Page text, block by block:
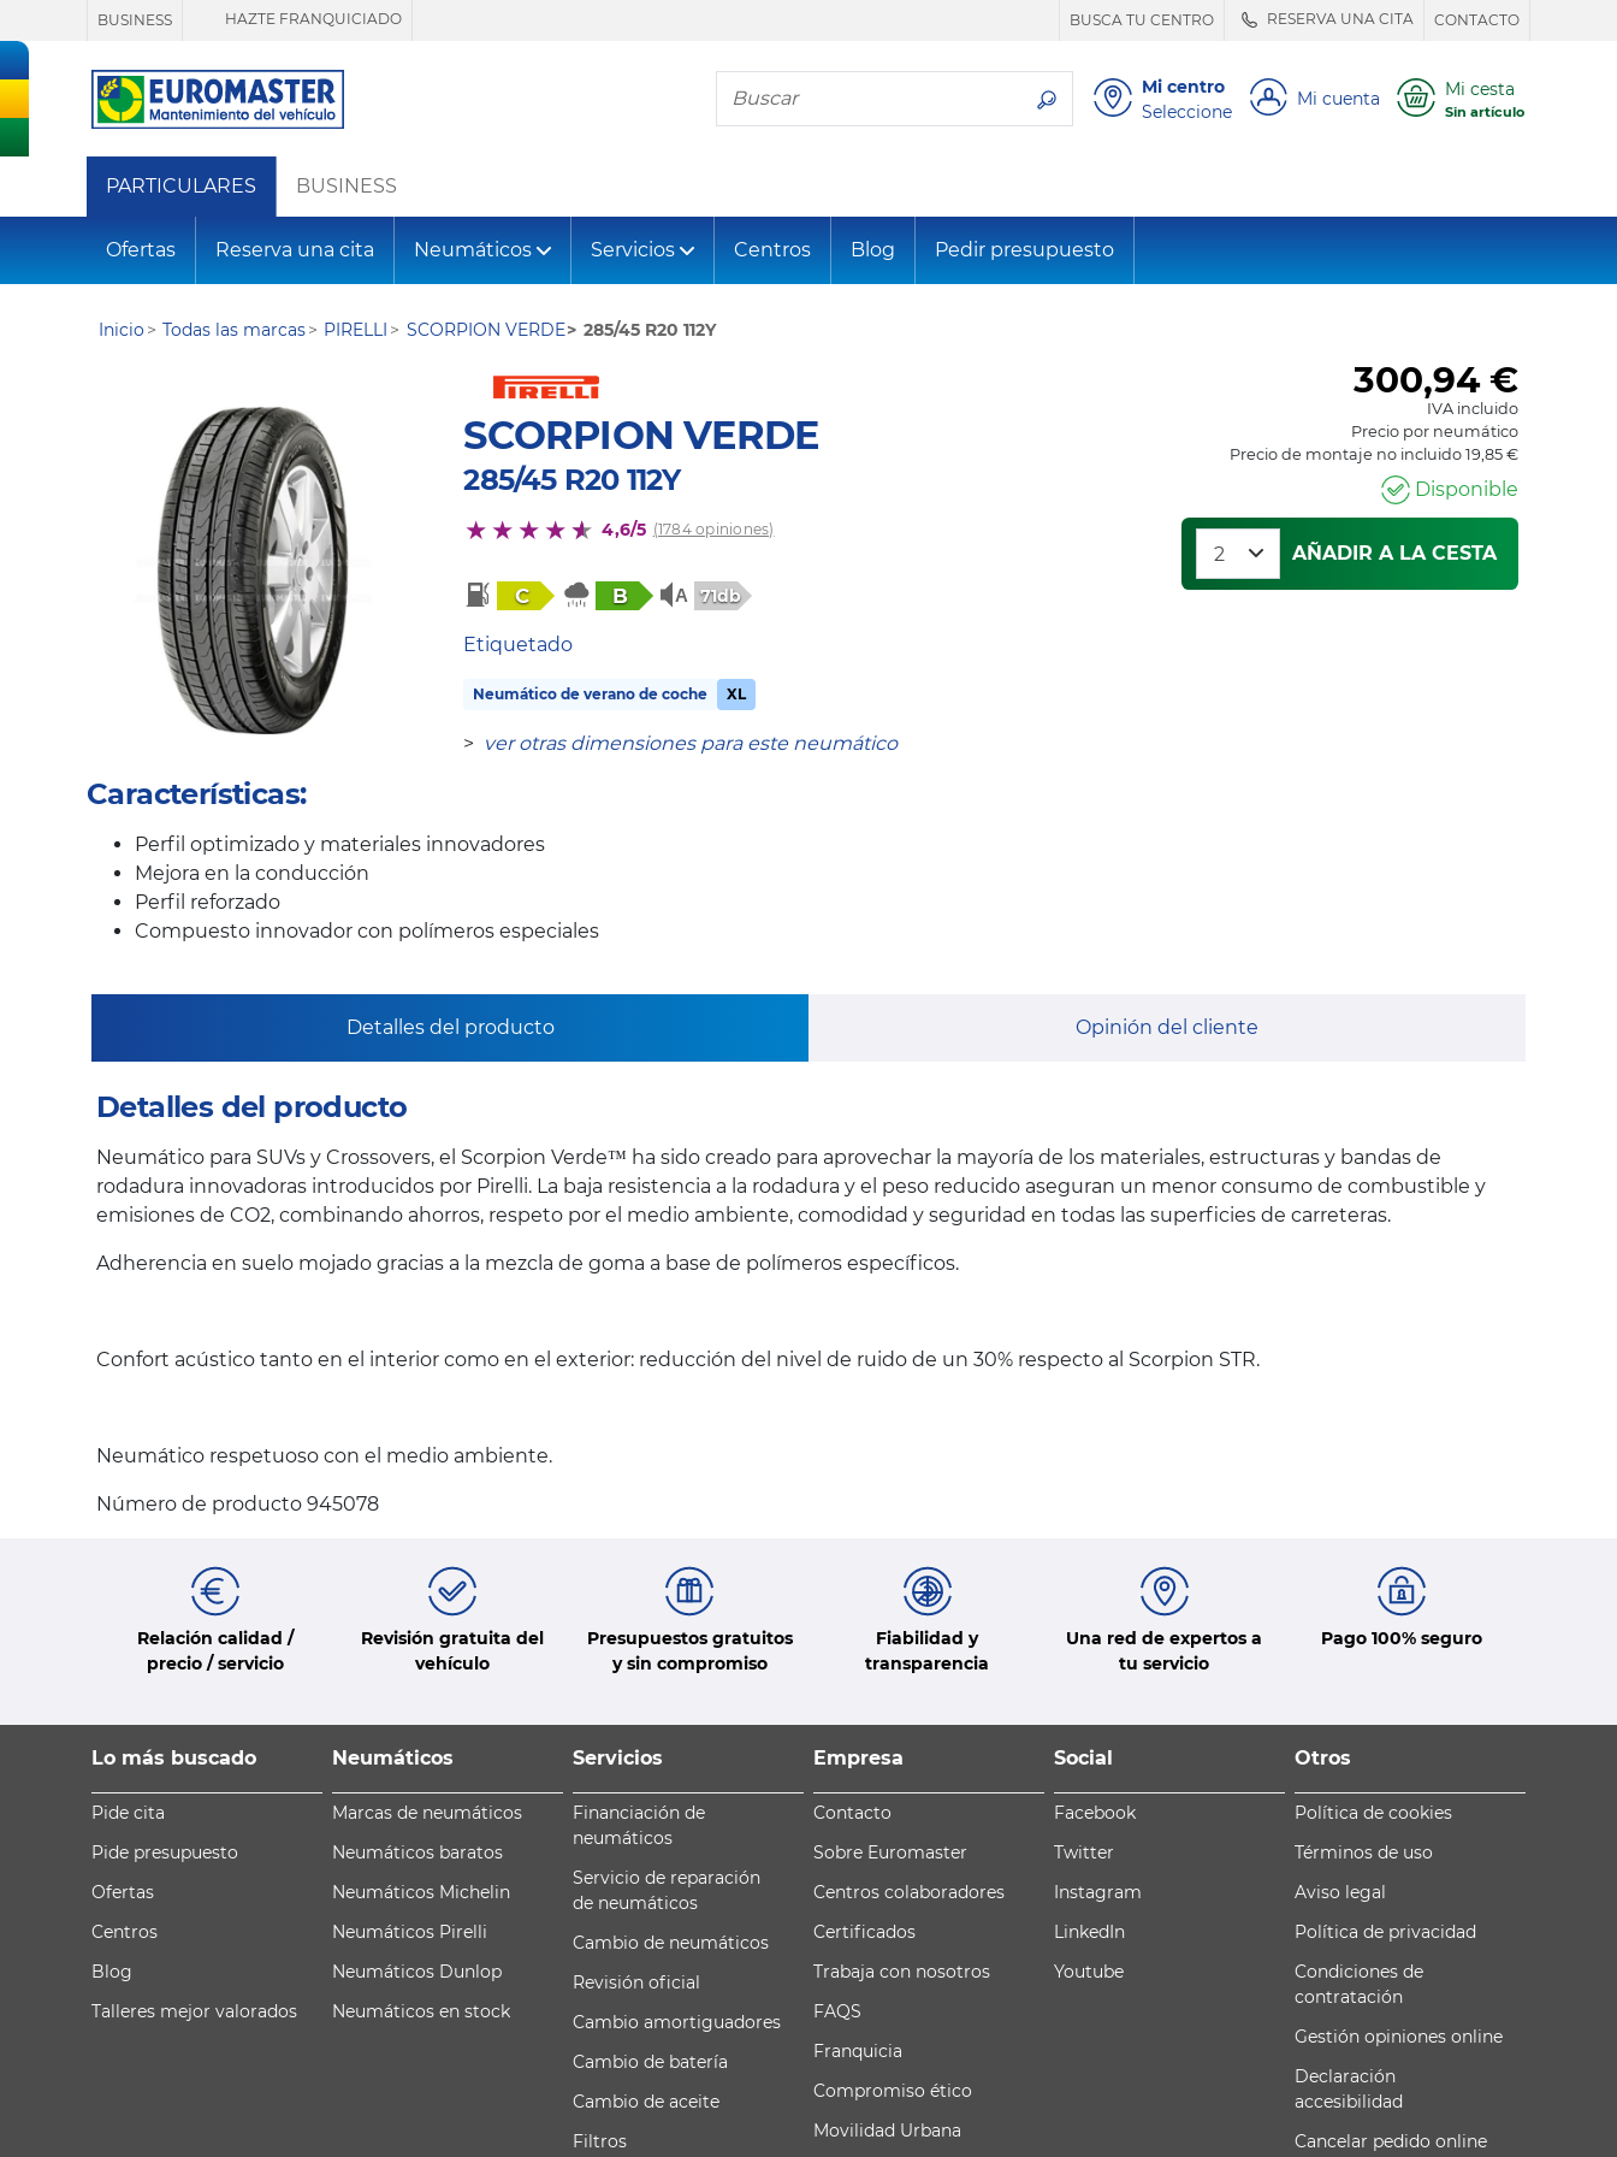
BUSINESS HAZTE FRANQUICIADO BUSCA TU CENTRO RESERVA UNA CITA CONTACTO
Busca tu neumático
Mi centro
Seleccione
Mi cuenta Mi cesta
Sin artículo
PARTICULARES BUSINESS
Ofertas Reserva una cita Neumáticos Servicios Centros Blog Pedir presupuesto
Inicio Todas las marcas PIRELLI SCORPION VERDE 285/45 R20 112Y
SCORPION VERDE
285/45 R20 112Y
4,6/5 (1784 opiniones)
C B 71db
Etiquetado
Neumático de verano de coche XL
> ver otras dimensiones para este neumático
300,94€
IVA incluido
Precio por neumático
Precio de montaje no incluido 19,85 €
Disponible
AÑADIR A LA CESTA
Características:
Perfil optimizado y materiales innovadores
Mejora en la conducción
Perfil reforzado
Compuesto innovador con polímeros especiales
Detalles del producto Opinión del cliente
Detalles del producto
Neumático para SUVs y Crossovers, el Scorpion Verde™ ha sido creado para aprovechar la mayoría de los materiales, estructuras y bandas de
rodadura innovadoras introducidos por Pirelli. La baja resistencia a la rodadura y el peso reducido aseguran un menor consumo de combustible y
emisiones de CO2, combinando ahorros, respeto por el medio ambiente, comodidad y seguridad en todas las superficies de carreteras.
Adherencia en suelo mojado gracias a la mezcla de goma a base de polímeros específicos.
Confort acústico tanto en el interior como en el exterior: reducción del nivel de ruido de un 30% respecto al Scorpion STR.
Neumático respetuoso con el medio ambiente.
Número de producto 945078
Relación calidad /
precio / servicio
Revisión gratuita del
vehículo
Presupuestos gratuitos
y sin compromiso
Fiabilidad y
transparencia
Una red de expertos a
tu servicio
Pago 100% seguro
Lo más buscado
Pide cita
Pide presupuesto
Ofertas
Centros
Blog
Talleres mejor valorados
Neumáticos
Marcas de neumáticos
Neumáticos baratos
Neumáticos Michelin
Neumáticos Pirelli
Neumáticos Dunlop
Neumáticos en stock
Servicios
Financiación de
neumáticos
Servicio de reparación
de neumáticos
Cambio de neumáticos
Revisión oficial
Cambio amortiguadores
Cambio de batería
Cambio de aceite
Filtros
Empresa
Contacto
Sobre Euromaster
Centros colaboradores
Certificados
Trabaja con nosotros
FAQS
Franquicia
Compromiso ético
Movilidad Urbana
Social
Facebook
Twitter
Instagram
LinkedIn
Youtube
Otros
Política de cookies
Términos de uso
Aviso legal
Política de privacidad
Condiciones de
contratación
Gestión opiniones online
Declaración
accesibilidad
Cancelar pedido online